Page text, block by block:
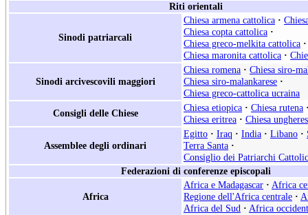
Riti orientali
Sinodi patriarcali
Chiesa armena cattolica ·
Chiesa copta cattolica ·
Chiesa greco-melkita cattolica ·
Chiesa maronita cattolica ·
Sinodi arcivescovili maggiori
Chiesa romena · Chiesa siro-
Chiesa siro-malankarese ·
Chiesa greco-cattolica ucraina
Consigli delle Chiese
Chiesa etiopica · Chiesa rutena
Chiesa eritrea · Chiesa
Assemblee degli ordinari
Egitto · Iraq · India · Libano ·
Terra Santa ·
Consiglio dei Patriarchi
Federazioni di conferenze episcopali
Africa
Africa e Madagascar · Africa
Regione dell'Africa centrale ·
Africa del Sud · Africa